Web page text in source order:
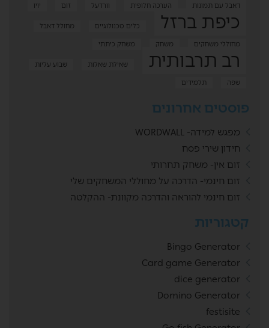
דאבל עם תמונות
הערכה חלופית וורדעל זום יויו
כיפת ברזל כלים טכנולוגיים
מחולל דאבל
מחוללי משחקים
משחק משחק כיתתי
רב תרבותית שאילת שאלות
שבוע עליות
שפה
תלמידים
פוסטים אחרונים
מפגש למידה- WORDWALL
חידון שירי פסח
זום אין- משחק תחרותי
זום חינמי- הדרכה על מחוללי המשחקים שלי
זום חינמי להוראה והדרכה מקוונת- ההקלטה
קטגוריות
Bingo Generator
Card game Generator
dice generator
Domino Generator
festisite